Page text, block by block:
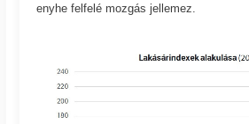
enyhe felfelé mozgás jellemez.